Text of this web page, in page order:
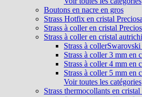
Boutons en nacre en gros
Strass Hotfix en cristal
Strass à coller en cristal
Strass à coller en cristal
Strass à
Strass à coller 3 mm en
Strass à coller 4 mm en
Strass à coller 5 mm en
Voir toutes les catégories
Strass thermocollants en